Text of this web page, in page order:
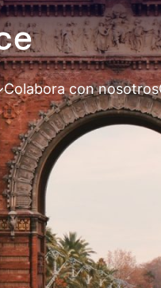
Colabora con nosotros